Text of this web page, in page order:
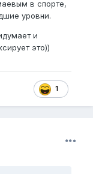
в спорте,
уровни.
и
это))
1